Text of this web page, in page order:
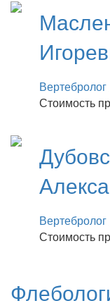
Вертебролог
Стоимость
Вертебролог
Стоимость